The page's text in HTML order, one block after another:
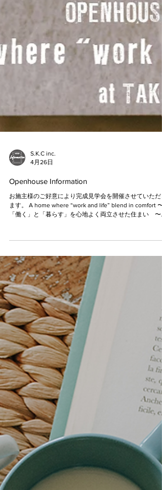
S.K.C inc.
お施主様のご好意により完成見学会を開催させていただ
ます。 A home where “work and life” blend in comfort 〜
「働く」と「暮らす」を心地よく両立させた住まい 〜
2026.5.9(sat) 〜 5.10(sun) am10:00〜pm5:00 ＊この見学会
はご予約不要です。 理容室と住まいがひとつになった、
舗併用住宅。 仕事とプライベート、それぞれの時間を大
にしながら、 無理なく行き来できる心地よい距離感を実
しました。 住宅スペースは、キッチンを中心にぐるっと
れる回遊動線に。 玄関からパントリーを経由してキッチ
へとつながる、買い物後の帰宅動線に 配慮した間取りと
っています。 さらに 1 階には、ゆったりとしたファミリ
クローゼットを配置。 家族の衣類をまとめて収納できる
め、片付けや毎日の身支度がぐっと楽に なります。 そし
理容室内には、薪ストーブを設置。 あたたかな火のぬく
りの中で、お客様にもゆったりくつろいでいただける、
ち着きのある空間です。 「働く」と「暮らす」を心地よ
両立